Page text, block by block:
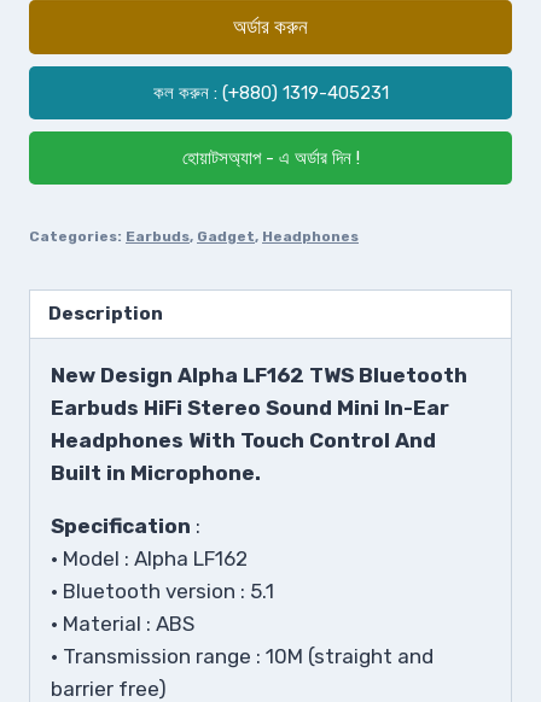
অর্ডার করুন
কল করুন : (+880) 1319-405231
হোয়াটসঅ্যাপ - এ অর্ডার দিন !
Categories: Earbuds, Gadget, Headphones
Description
New Design Alpha LF162 TWS Bluetooth
Earbuds HiFi Stereo Sound Mini In-Ear
Headphones With Touch Control And
Built in Microphone.
Specification :
• Model : Alpha LF162
• Bluetooth version : 5.1
• Material : ABS
• Transmission range : 10M (straight and
barrier free)